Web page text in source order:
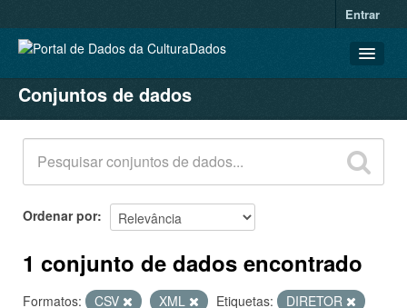
Entrar
CONJUNTOS DE DADOS
ORGANIZAÇÕES
GRUPOS
SOBRE
Conjuntos de dados
Ordenar por
1 conjunto de dados encontrado
Formatos: CSV XML Etiquetas:
DIRETOR